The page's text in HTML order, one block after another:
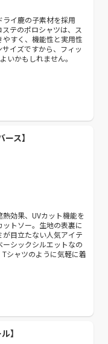
イ鹿の子素材を採用
テのポロシャツは、ス
すく、機能性と実用性
イズですから、フィッ
いかもしれません。
ス】
効果、UVカット機能を
トソー。生地の表裏に
目立たない人気アイテ
シックシルエットなの
シャツのように気軽に着
】